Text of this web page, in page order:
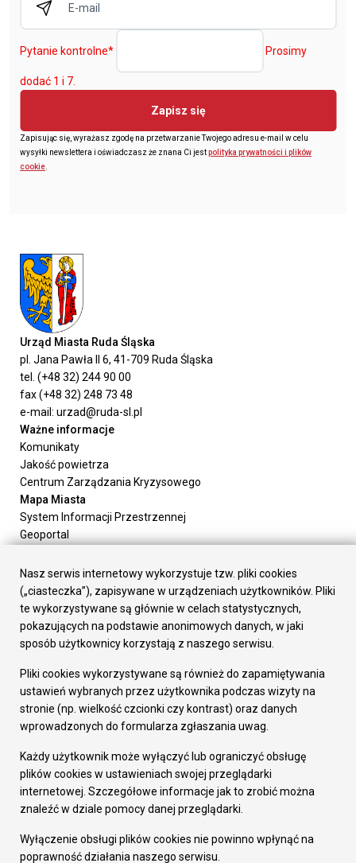
Pytanie kontrolne* Prosimy
dodać 1 i 7.
Zapisz się
Zapisując się, wyrażasz zgodę na przetwarzanie Twojego adresu e-mail w celu
wysyłki newslettera i oświadczasz że znana Ci jestpolityka prywatności i plików
cookie
Urząd Miasta Ruda Śląska
pl. Jana Pawła II 6, 41-709 Ruda Śląska
tel. (+48 32) 244 90 00
fax (+48 32) 248 73 48
e-mail: urzad@ruda-sl.pl
Ważne informacje
Komunikaty
Jakość powietrza
Centrum Zarządzania Kryzysowego
Mapa Miasta
System Informacji Przestrzennej
Geoportal
Załatw sprawę
Prezydent Miasta
Rada Miasta
Wydziały
Elektroniczna Skrzynka Podawcza
Gospodarka
Fundusze europejskie
Środki krajowe
Oferty inwestycyjne
Pozostałe
Deklaracja dostępności
Dane osobowe
Dodaj opinię o witrynie
Nasz serwis internetowy wykorzystuje tzw. pliki cookies
(„ciasteczka”), zapisywane w urządzeniach użytkowników. Pliki
te wykorzystywane są głównie w celach statystycznych,
pokazujących na podstawie anonimowych danych, w jaki
sposób użytkownicy korzystają z naszego serwisu.
Pliki cookies wykorzystywane są również do zapamiętywania
ustawień wybranych przez użytkownika podczas wizyty na
stronie (np. wielkość czcionki czy kontrast) oraz danych
wprowadzonych do formularza zgłaszania uwag.
Każdy użytkownik może wyłączyć lub ograniczyć obsługę
plików cookies w ustawieniach swojej przeglądarki
internetowej. Szczegółowe informacje jak to zrobić można
znaleźć w dziale pomocy danej przeglądarki.
Wyłączenie obsługi plików cookies nie powinno wpłynąć na
poprawność działania naszego serwisu.